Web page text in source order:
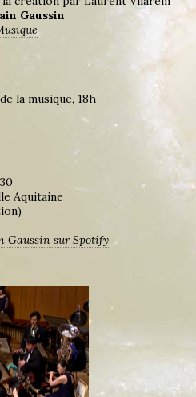
Gaussin
la musique, 18h
Aquitaine
Gaussin sur Spotify